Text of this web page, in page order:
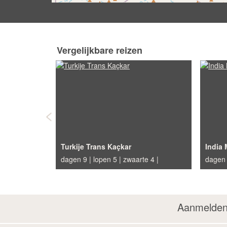
Vergelijkbare reizen
Turkije Trans Kaçkar
dagen 9
lopen 5 zwaarte 4
India